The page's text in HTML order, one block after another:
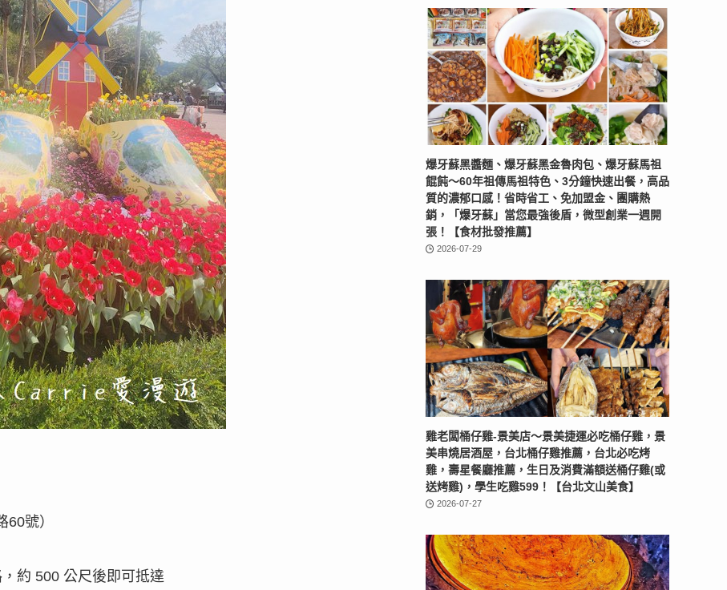
號）
約 500 公尺後即可抵達
爆牙蘇黑醬麵、爆牙蘇黑金魯肉包、爆牙蘇馬祖
餛飩～60年祖傳馬祖特色、3分鐘快速出餐，高品
質的濃郁口感！省時省工、免加盟金、團購熱
銷，「爆牙蘇」當您最強後盾，微型創業一週開
張！【食材批發推薦】
2026-07-29
雞老闆桶仔雞-景美店〜景美捷運必吃桶仔雞，景
美串燒居酒屋，台北桶仔雞推薦，台北必吃烤
雞，壽星餐廳推薦，生日及消費滿額送桶仔雞(或
送烤雞)，學生吃雞599！【台北文山美食】
2026-07-27